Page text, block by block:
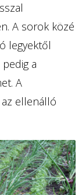
A sorok közé
legyektől
a
A
ellenálló